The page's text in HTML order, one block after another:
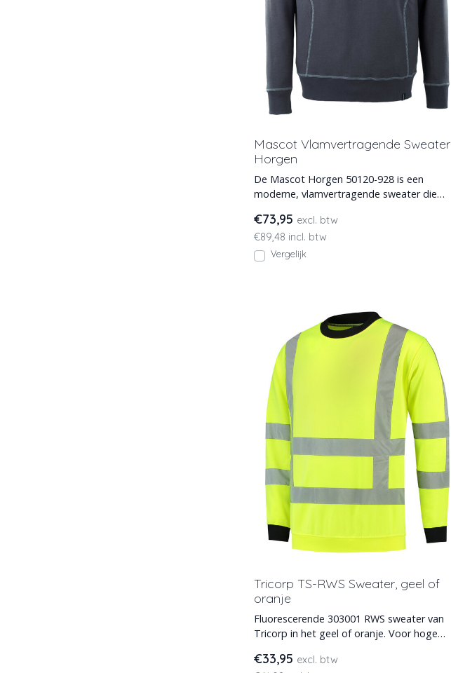
Mascot Vlamvertragende Sweater
Horgen
De Mascot Horgen 50120-928 is een
moderne, vlamvertragende sweater die
€73,95 excl. btw
€89,48 incl. btw
Vergelijk
Tricorp TS-RWS Sweater, geel of
oranje
Fluorescerende 303001 RWS sweater van
Tricorp in het geel of oranje. Voor hoge
€33,95 excl. btw